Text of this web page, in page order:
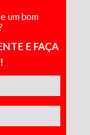
um bom
E FAÇA